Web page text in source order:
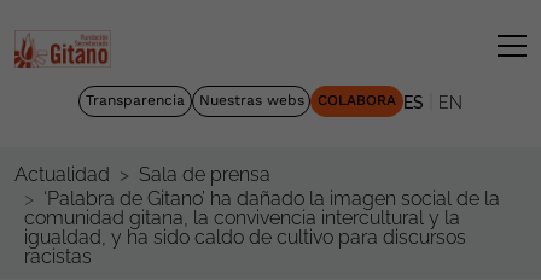
Transparencia Nuestras webs COLABORA ES EN
Actualidad
Sala de prensa
‘Palabra de Gitano’ ha dañado la imagen social de la
comunidad gitana, la convivencia intercultural y la
igualdad, y ha sido caldo de cultivo para discursos
racistas